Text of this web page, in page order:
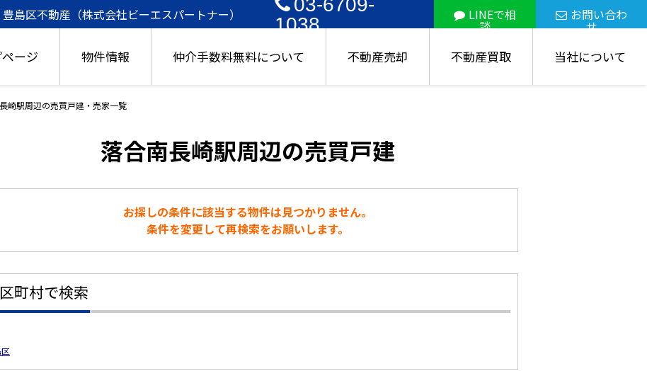
島区不動産（株式会社ビーエスパートナー）
1038
LINEで相
談
お問い合わ
せ
ージ 物件情報 仲介手数料無料について 不動産売却 不動産買取 当社について
崎駅周辺の売買戸建・売家一覧
落合南長崎駅周辺の売買戸建
お探しの条件に該当する物件は見つかりません。
条件を変更して再検索をお願いします。
町村で検索